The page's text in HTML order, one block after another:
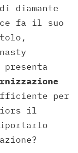
diamante
fa il suo
per
il